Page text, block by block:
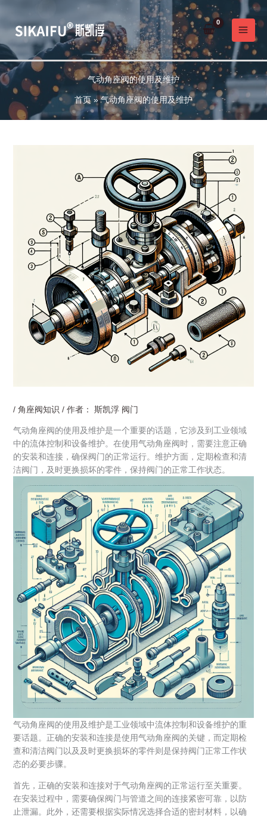
容
气动角座阀的使用及维护
首页 气动角座阀的使用及维护
/ 角座阀知识 / 作者： 斯凯浮 阀门
气动角座阀的使用及维护是一个重要的话题，它涉及到工业领域
中的流体控制和设备维护。在使用气动角座阀时，需要注意正确
的安装和连接，确保阀门的正常运行。维护方面，定期检查和清
洁阀门，及时更换损坏的零件，保持阀门的正常工作状态。
气动角座阀的使用及维护是工业领域中流体控制和设备维护的重
要话题。正确的安装和连接是使用气动角座阀的关键，而定期检
查和清洁阀门以及及时更换损坏的零件则是保持阀门正常工作状
态的必要步骤。
首先，正确的安装和连接对于气动角座阀的正常运行至关重要。
在安装过程中，需要确保阀门与管道之间的连接紧密可靠，以防
止泄漏。此外，还需要根据实际情况选择合适的密封材料，以确